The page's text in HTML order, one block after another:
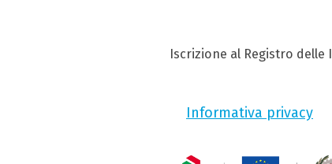
Iscrizione al Registro delle
Informativa privacy